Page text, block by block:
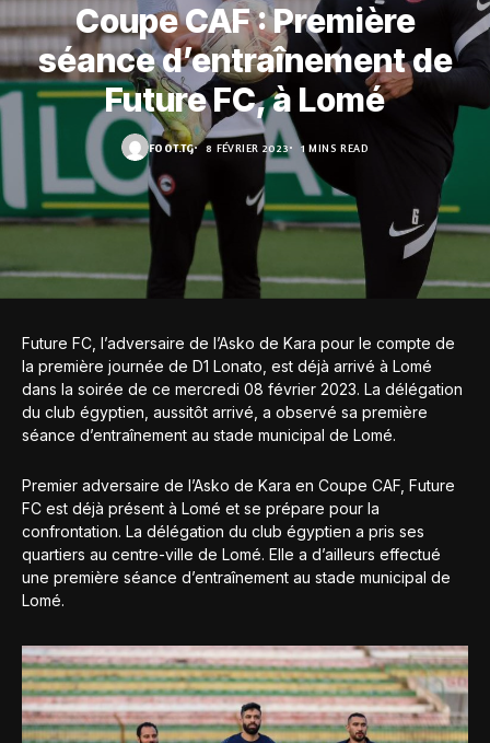
Coupe CAF : Première
séance d’entraînement de
Future FC, à Lomé
FOOT.TG 8 FÉVRIER 2023 1 MINS READ
Future FC, l’adversaire de l’Asko de Kara pour le compte de
la première journée de D1 Lonato, est déjà arrivé à Lomé
dans la soirée de ce mercredi 08 février 2023. La délégation
du club égyptien, aussitôt arrivé, a observé sa première
séance d’entraînement au stade municipal de Lomé.
Premier adversaire de l’Asko de Kara en Coupe CAF, Future
FC est déjà présent à Lomé et se prépare pour la
confrontation. La délégation du club égyptien a pris ses
quartiers au centre-ville de Lomé. Elle a d’ailleurs effectué
une première séance d’entraînement au stade municipal de
Lomé.